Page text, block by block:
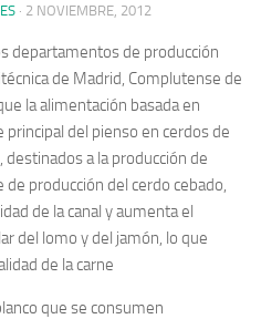
· 2 NOVIEMBRE, 2012
departamentos de producción
de Madrid, Complutense de
la alimentación basada en
del pienso en cerdos de
a la producción de
producción del cerdo cebado,
de la canal y aumenta el
del lomo y del jamón, lo que
de la carne
que se consumen